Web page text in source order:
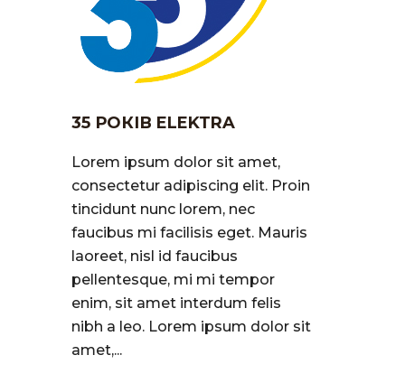
35 РОКІВ ELEKTRA
Lorem ipsum dolor sit amet,
consectetur adipiscing elit. Proin
tincidunt nunc lorem, nec
faucibus mi facilisis eget. Mauris
laoreet, nisl id faucibus
pellentesque, mi mi tempor
enim, sit amet interdum felis
nibh a leo. Lorem ipsum dolor sit
amet,...